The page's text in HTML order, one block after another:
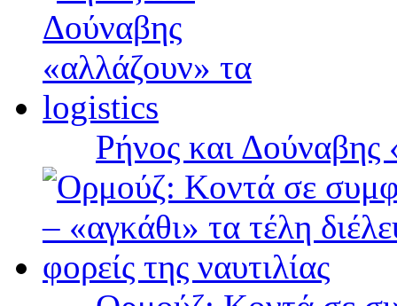
Ρήνος και